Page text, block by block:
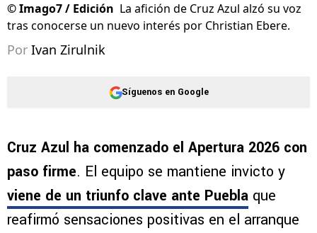
©Imago7 / Edición La afición de Cruz Azul alzó su voz
tras conocerse un nuevo interés por Christian Ebere.
Por Ivan Zirulnik
Síguenos en Google
Cruz Azul ha comenzado el Apertura 2026 con
paso firme. El equipo se mantiene invicto y
viene de un triunfo clave ante Puebla que
reafirmó sensaciones positivas en el arranque